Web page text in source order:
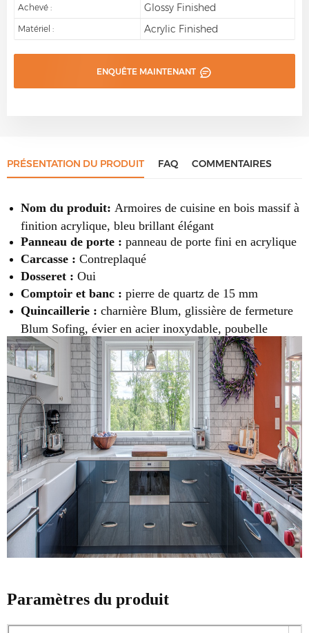
Achevé : Glossy Finished
Matériel : Acrylic Finished
ENQUÊTE MAINTENANT
PRÉSENTATION DU PRODUIT FAQ COMMENTAIRES
Nom du produit: Armoires de cuisine en bois massif à
finition acrylique, bleu brillant élégant
Panneau de porte : panneau de porte fini en acrylique
Carcasse : Contreplaqué
Dosseret : Oui
Comptoir et banc : pierre de quartz de 15 mm
Quincaillerie : charnière Blum, glissière de fermeture
Blum Sofing, évier en acier inoxydable, poubelle
Paramètres du produit